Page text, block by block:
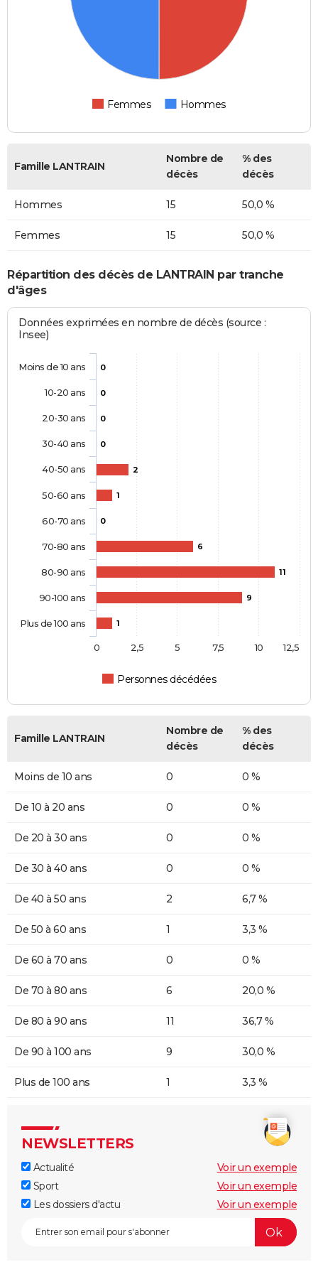
Femmes Hommes
Famille LANTRAIN
Nombre de
décès
% des
décès
Hommes 15 50,0 %
Femmes 15 50,0 %
Répartition des décès de LANTRAIN par tranche
d'âges
Données exprimées en nombre de décès (source :
Insee)
0
0
0
0
2
1
0
6
11
9
1
Personnes décédées
Moins de 10 ans
10-20 ans
20-30 ans
30-40 ans
40-50 ans
50-60 ans
60-70 ans
70-80 ans
80-90 ans
90-100 ans
Plus de 100 ans
0 10
2,5 5 7,5 12,5
Famille LANTRAIN
Nombre de
décès
% des
décès
Moins de 10 ans 0 0 %
De 10 à 20 ans 0 0 %
De 20 à 30 ans 0 0 %
De 30 à 40 ans 0 0 %
De 40 à 50 ans 2 6,7 %
De 50 à 60 ans 1 3,3 %
De 60 à 70 ans 0 0 %
De 70 à 80 ans 6 20,0 %
De 80 à 90 ans 11 36,7 %
De 90 à 100 ans 9 30,0 %
Plus de 100 ans 1 3,3 %
NEWSLETTERS
Actualité
Voir un exemple
Sport
Voir un exemple
Les dossiers d'actu
Voir un exemple